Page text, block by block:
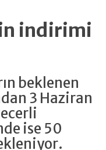
indirimi
beklenen
3 Haziran
ise 50